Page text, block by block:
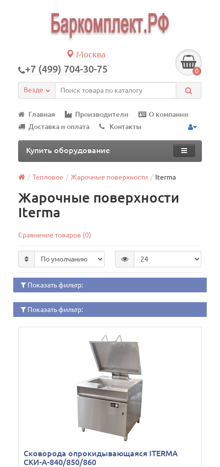
Москва
+7 (499) 704-30-75 0
Везде
Главная Производители
О компании
Доставка и оплата
Контакты
Купить оборудование
Тепловое Жарочные поверхности Iterma
Жарочные поверхности
Iterma
Сравнение товаров (0)
Показать фильтр:
Показать фильтр:
Сковорода опрокидывающаяся ITERMA
СКИ-А-840/850/860